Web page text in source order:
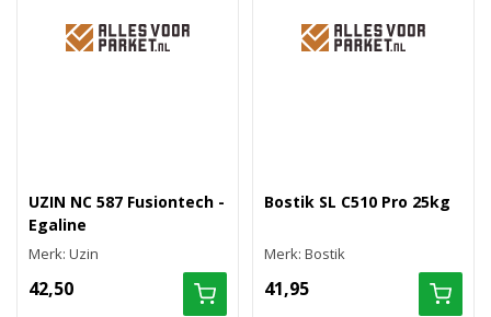
UZIN NC 587 Fusiontech -
Egaline
Merk: Uzin
42,50
Bostik SL C510 Pro 25kg
Merk: Bostik
41,95